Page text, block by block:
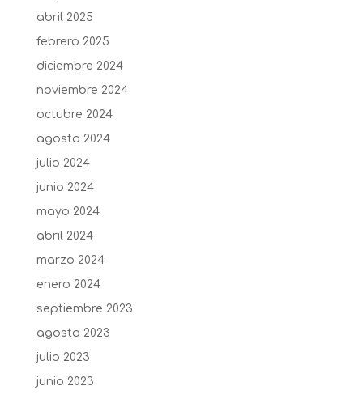
abril 2025
febrero 2025
diciembre 2024
noviembre 2024
octubre 2024
agosto 2024
julio 2024
junio 2024
mayo 2024
abril 2024
marzo 2024
enero 2024
septiembre 2023
agosto 2023
julio 2023
junio 2023